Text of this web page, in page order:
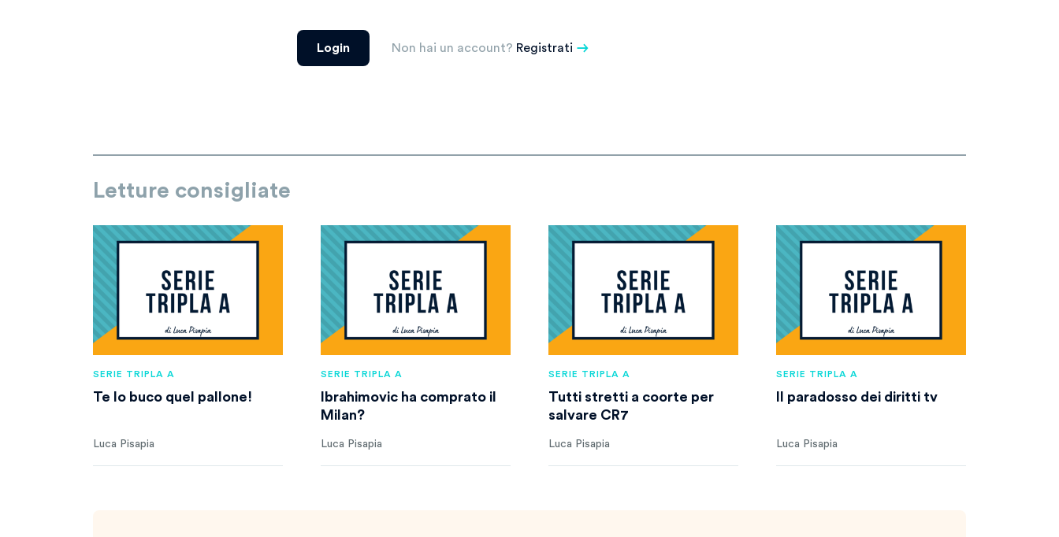
Login Non hai un account? Registrati
Letture consigliate
SERIE TRIPLA A
Te lo buco quel pallone!
Luca Pisapia
SERIE TRIPLA A
Ibrahimovic ha comprato il
Milan?
Luca Pisapia
SERIE TRIPLA A
Tutti stretti a coorte per
salvare CR7
Luca Pisapia
SERIE TRIPLA A
Il paradosso dei diritti tv
Luca Pisapia